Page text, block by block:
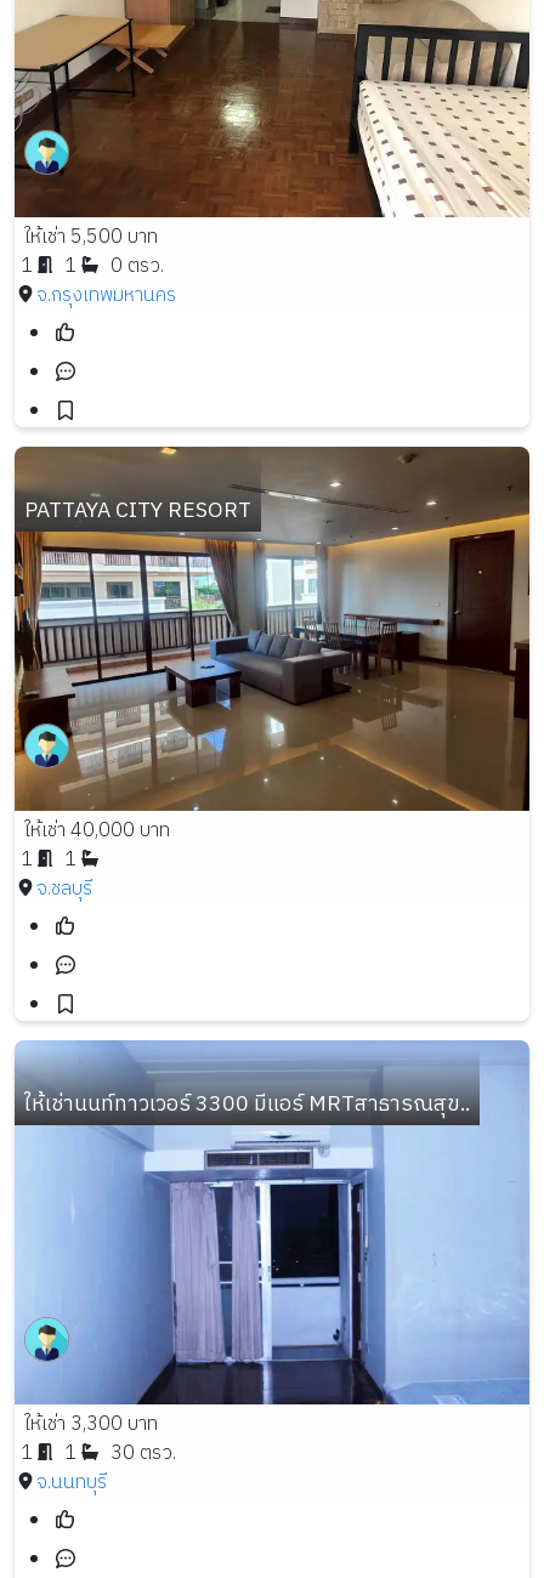
ให้เช่า 5,500 บาท
1
1
0 ตรว.
จ.กรุงเทพมหานคร
PATTAYA CITY RESORT
ให้เช่า 40,000 บาท
1
1
จ.ชลบุรี
ให้เช่านนท์ทาวเวอร์ 3300 มีแอร์ MRTสาธารณสุข..
ให้เช่า 3,300 บาท
1
1
30 ตรว.
จ.นนทบุรี